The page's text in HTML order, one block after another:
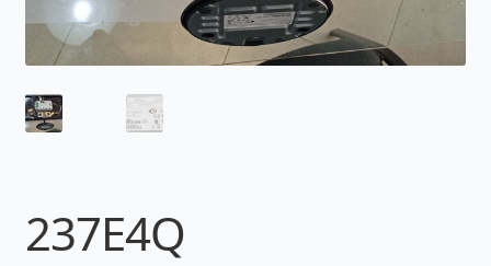
237E4Q